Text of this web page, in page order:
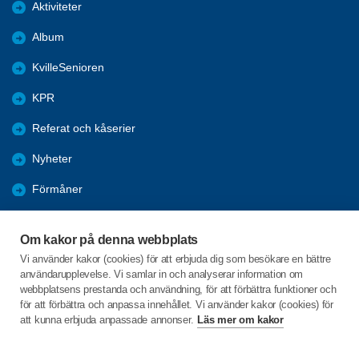
Om kakor på denna webbplats
Vi använder kakor (cookies) för att erbjuda dig som besökare en bättre
användarupplevelse. Vi samlar in och analyserar information om
webbplatsens prestanda och användning, för att förbättra funktioner och
för att förbättra och anpassa innehållet. Vi använder kakor (cookies) för
att kunna erbjuda anpassade annonser. Läs mer om kakor
Aktiviteter
Album
KvilleSenioren
KPR
Referat och kåserier
Nyheter
Förmåner
Tanums kommun
Valet 2026
C/o:Inga-Lill Sörgard